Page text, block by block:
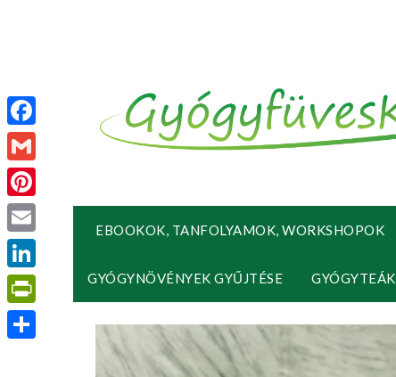
EBOOKOK, TANFOLYAMOK, WORKSHOPOK
GYÓGYNÖVÉNYEK GYŰJTÉSE GYÓGYTEÁK
Facebook
Gmail
Pinterest
Email
LinkedIn
PrintFriendly